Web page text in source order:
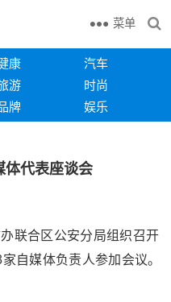
菜单
康
汽车
游
时尚
牌 娱乐
体代表座谈会
联合区公安分局组织召开
自媒体负责人参加会议。